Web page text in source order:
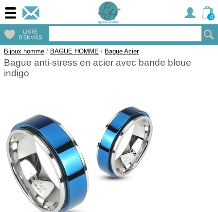
0
Bijoux homme / BAGUE HOMME / Bague Acier
Bague anti-stress en acier avec bande bleue
indigo